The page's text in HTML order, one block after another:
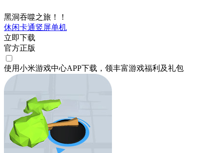
黑洞吞噬之旅！！
休闲卡通竖屏单机
立即下载
官方正版
使用小米游戏中心APP下载 ，领丰富游戏福利 及礼包